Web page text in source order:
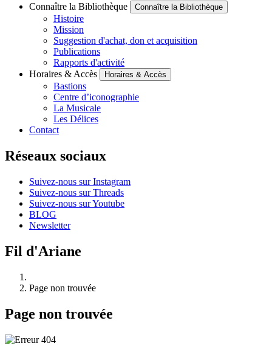
Connaître la Bibliothèque Connaître la Bibliothèque
Histoire
Mission
Suggestion d'achat, don et acquisition
Publications
Rapports d'activité
Horaires & Accès
Horaires & Accès
Bastions
Centre d’iconographie
La Musicale
Les Délices
Contact
Réseaux sociaux
Suivez-nous sur Instagram
Suivez-nous sur Threads
Suivez-nous sur Youtube
BLOG
Newsletter
Fil d'Ariane
Page non trouvée
Page non trouvée